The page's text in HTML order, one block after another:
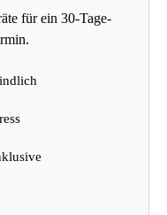
für ein 30-Tage-